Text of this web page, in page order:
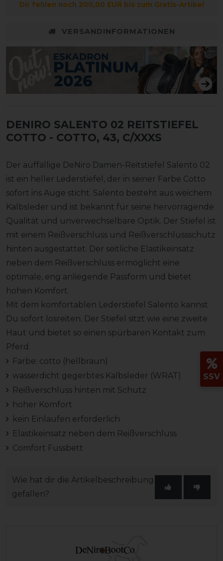
Dir fehlen noch 200,00 EUR bis zum Gratis-Artikel
VERSANDINFORMATIONEN
DENIRO SALENTO 02 REITSTIEFEL
COTTO - COTTO, 43, C/XXXS
Der auffällige DeNiro Damen-Reitstiefel Salento 02
ist ein heller Lederstiefel, der in seiner Farbe Cotto
sofort ins Auge sticht. Salento besteht aus weichem
Kalbsleder und ist bekannt für seine hervorragende
Qualität und unverwechselbare Optik. Der Stiefel ist
mit einem Reißverschluss und Reißverschlussschutz
hinten ausgestattet. Der seitliche Elastikeinsatz
neben dem Reißverschluss ermöglicht eine
optimale, eng anliegende Passform und bietet
hohen Komfort.
Mit dem komfortablen Lederstiefel Salento kannst
Du sofort losreiten. Der Stiefel sitzt wie eine zweite
Haut und bietet so einen spürbaren Kontakt zum
Pferd.
Farbe: cotto (hellbraun)
wasserdicht gegerbtes Kalbsleder (WRAT)
Reißverschluss hinten mit Schutz
hoher Komfort
kein Einlaufen erforderlich
Elastikeinsatz neben dem Reißverschluss
Comfort Fussbett
Wie hat dir die Artikelbeschreibung
gefallen?
SSV